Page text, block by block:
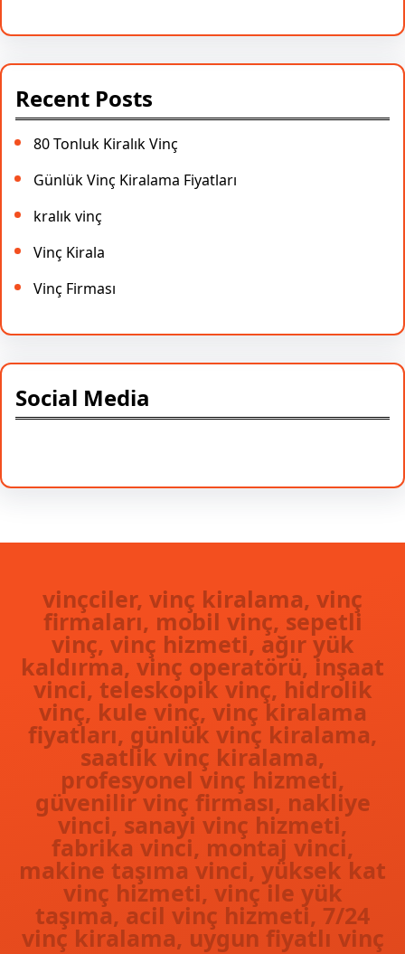
Recent Posts
80 Tonluk Kiralık Vinç
Günlük Vinç Kiralama Fiyatları
kralık vinç
Vinç Kirala
Vinç Firması
Social Media
vinçciler, vinç kiralama, vinç
firmaları, mobil vinç, sepetli
vinç, vinç hizmeti, ağır yük
kaldırma, vinç operatörü, inşaat
vinci, teleskopik vinç, hidrolik
vinç, kule vinç, vinç kiralama
fiyatları, günlük vinç kiralama,
saatlik vinç kiralama,
profesyonel vinç hizmeti,
güvenilir vinç firması, nakliye
vinci, sanayi vinç hizmeti,
fabrika vinci, montaj vinci,
makine taşıma vinci, yüksek kat
vinç hizmeti, vinç ile yük
taşıma, acil vinç hizmeti, 7/24
vinç kiralama, uygun fiyatlı vinç